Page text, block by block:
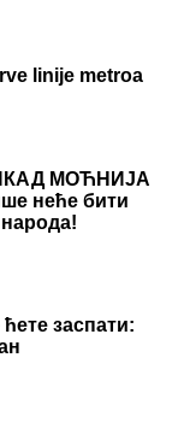
linije metroa